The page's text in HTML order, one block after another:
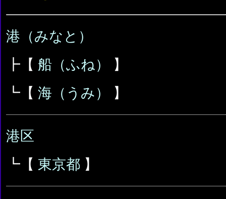
港（みなと）
┣【 船（ふね）
】
┗【 海（うみ） 】
港区
┗【 東京都 】